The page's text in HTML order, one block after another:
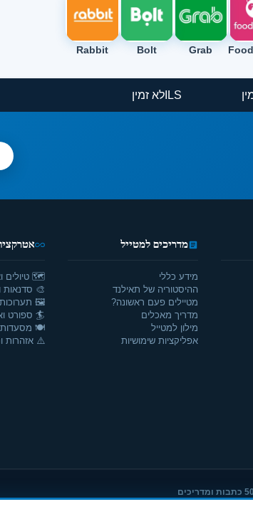
Grab
Bolt
Rabbit
ILS
מדריכים למטייל
מידע כללי
ההיסטוריה של תאילנד
מטיילים פעם ראשונה?
מדריך מאכלים
מילון למטייל
אפליקציות שימושיות
🗺️ טיולים
🎨 סדנאות
🖼️ תערוכות
🏄 ספורט
🍽️ מסעדות
⚠️ אזהרות